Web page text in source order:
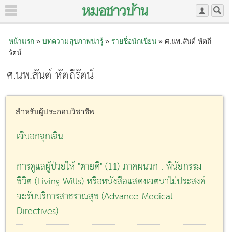
หน้าแรก» บทความสุขภาพน่ารู้» รายชื่อนักเขียน» ศ.นพ.สันต์ หัตถี
รัตน์
ศ.นพ.สันต์ หัตถีรัตน์
สำหรับผู้ประกอบวิชาชีพ
เจ็บอกฉุกเฉิน
การดูแลผู้ป่วยให้ "ตายดี" (11) ภาคผนวก : พินัยกรรม
ชีวิต (Living Wills) หรือหนังสือแสดงเจตนาไม่ประสงค์
จะรับบริการสาธราณสุข (Advance Medical
Directives)